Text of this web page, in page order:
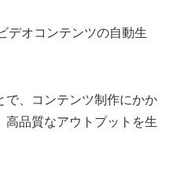
デオコンテンツの自動生
で、コンテンツ制作にかか
高品質なアウトプットを生